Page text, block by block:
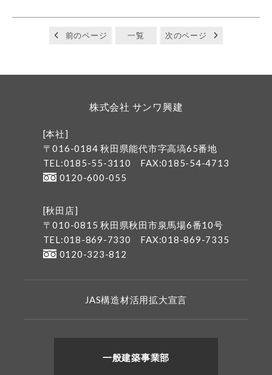
前のページ 一覧 次のページ
株式会社 サンワ興建
[本社]
〒016-0184 秋田県能代市字高塙65番地
TEL:0185-55-3110
FAX:0185-54-4713
0120-600-055
[秋田店]
〒010-0815 秋田県秋田市泉馬場6番10号
TEL:018-869-7330
FAX:018-869-7335
0120-323-812
JAS構造材活用拡大宣言
一般建築事業部